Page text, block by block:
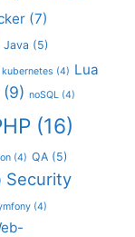
(7)
Java (5)
kubernetes (4) Lua
(9) noSQL (4)
(16)
(4) QA (5)
Security
(4)